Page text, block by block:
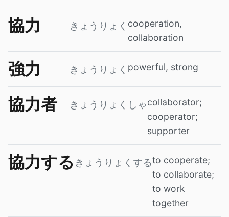
協力 きょうりょく cooperation,
collaboration
強力 きょうりょく powerful, strong
協力者 きょうりょくしゃcollaborator;
cooperator;
supporter
協力する きょうりょくするto cooperate;
to collaborate;
to work
together